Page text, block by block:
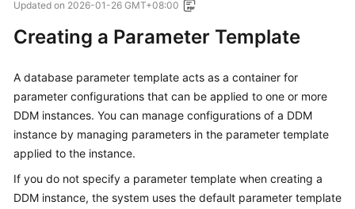
Product
Bulletin
Service
Overview
Billing
Getting
Started
Updated on 2026-01-26 GMT+08:00
Creating a Parameter Template
A database parameter template acts as a container for
parameter configurations that can be applied to one or more
DDM instances. You can manage configurations of a DDM
instance by managing parameters in the parameter template
applied to the instance.
If you do not specify a parameter template when creating a
DDM instance, the system uses the default parameter template